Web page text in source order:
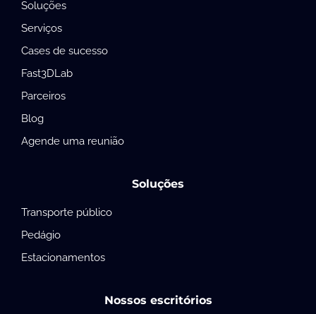
Soluções
Serviços
Cases de sucesso
Fast3DLab
Parceiros
Blog
Agende uma reunião
Soluções
Transporte público
Pedágio
Estacionamentos
Nossos escritórios